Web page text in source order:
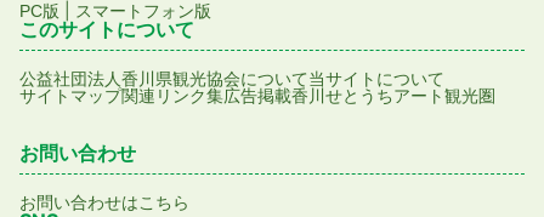
PC版 スマートフォン版
このサイトについて
公益社団法人香川県観光協会について当サイトについて
サイトマップ関連リンク集広告掲載香川せとうちアート観光圏
お問い合わせ
お問い合わせはこちら